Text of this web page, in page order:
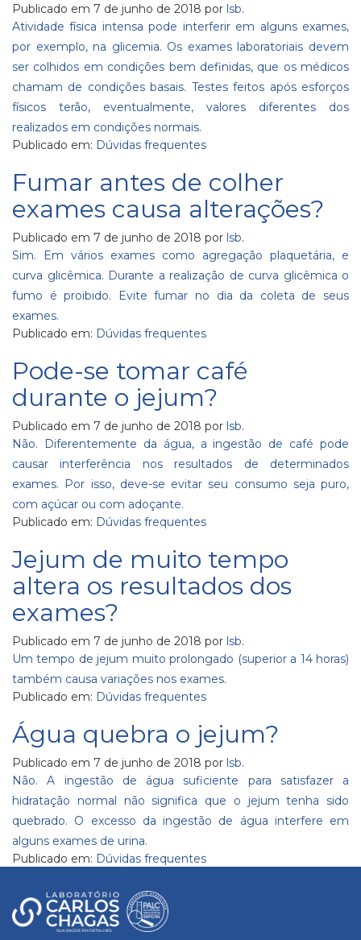
Publicado em 7 de junho de 2018 por lsb.
Atividade física intensa pode interferir em alguns exames,
por exemplo, na glicemia. Os exames laboratoriais devem
ser colhidos em condições bem definidas, que os médicos
chamam de condições basais. Testes feitos após esforços
físicos terão, eventualmente, valores diferentes dos
realizados em condições normais.
Publicado em: Dúvidas frequentes
Fumar antes de colher
exames causa alterações?
Publicado em 7 de junho de 2018 por lsb.
Sim. Em vários exames como agregação plaquetária, e
curva glicêmica. Durante a realização de curva glicêmica o
fumo é proibido. Evite fumar no dia da coleta de seus
exames.
Publicado em: Dúvidas frequentes
Pode-se tomar café
durante o jejum?
Publicado em 7 de junho de 2018 por lsb.
Não. Diferentemente da água, a ingestão de café pode
causar interferência nos resultados de determinados
exames. Por isso, deve-se evitar seu consumo seja puro,
com açúcar ou com adoçante.
Publicado em: Dúvidas frequentes
Jejum de muito tempo
altera os resultados dos
exames?
Publicado em 7 de junho de 2018 por lsb.
Um tempo de jejum muito prolongado (superior a 14 horas)
também causa variações nos exames.
Publicado em: Dúvidas frequentes
Água quebra o jejum?
Publicado em 7 de junho de 2018 por lsb.
Não. A ingestão de água suficiente para satisfazer a
hidratação normal não significa que o jejum tenha sido
quebrado. O excesso da ingestão de água interfere em
alguns exames de urina.
Publicado em: Dúvidas frequentes